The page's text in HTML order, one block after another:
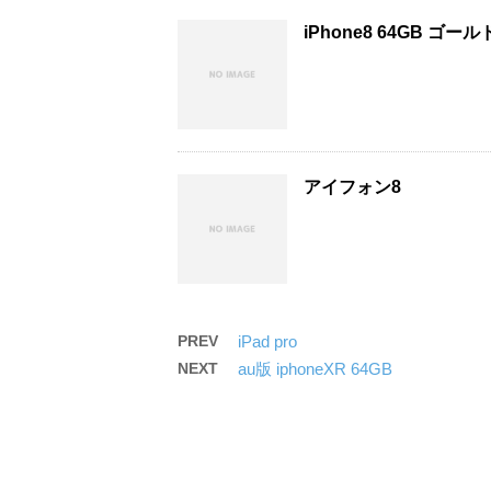
iPhone8 64GB ゴール
アイフォン8
PREV iPad pro
NEXT au版 iphoneXR 64GB